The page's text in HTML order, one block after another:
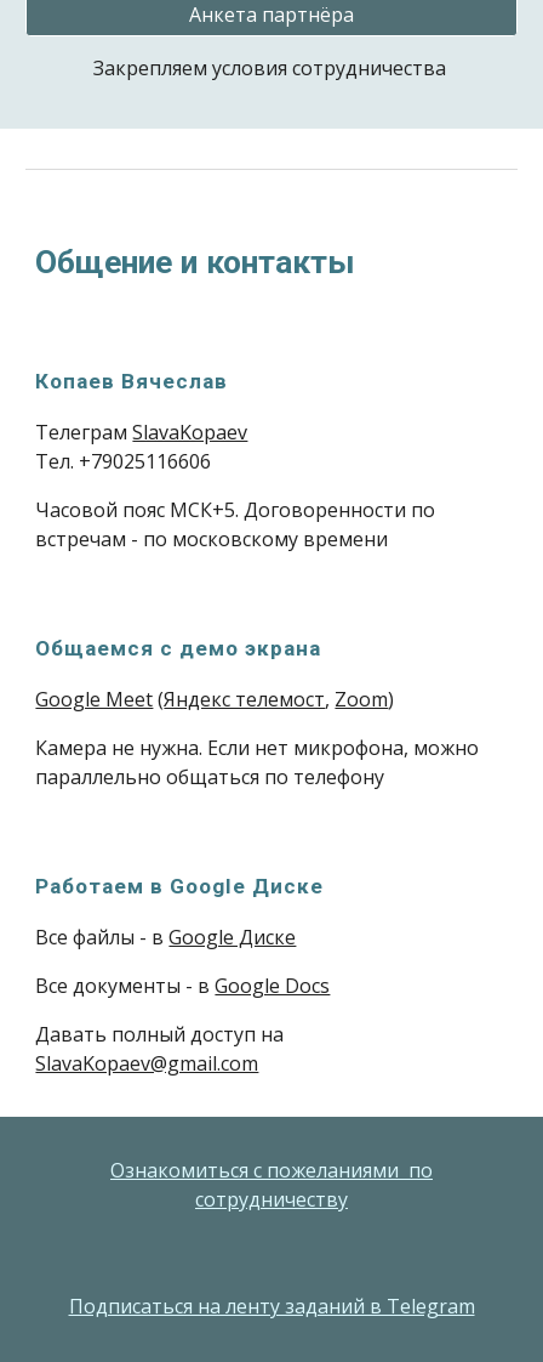
Анкета партнёра
Закрепляем условия сотрудничества
Общение и контакты
Копаев Вячеслав
ТелеграмSlavaKopaev
Тел. +79025116606
Часовой пояс МСК+5. Договоренности по
встречам - по московскому времени
Общаемся с демо экрана
Google Meet(Яндекс телемост, Zoom)
Камера не нужна. Если нет микрофона, можно
параллельно общаться по телефону
Работаем в Google Диске
Все файлы - вGoogle Диске
Все документы - вGoogle Docs
Давать полный доступ на
SlavaKopaev@gmail.com
Ознакомиться с пожеланиями по
сотрудничеству
Подписаться на ленту заданий в Telegram